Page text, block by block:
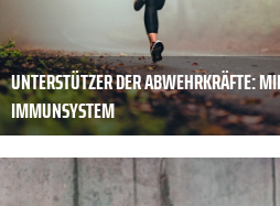
UNTERSTÜTZER DER ABWEHRKRÄFTE:
IMMUNSYSTEM